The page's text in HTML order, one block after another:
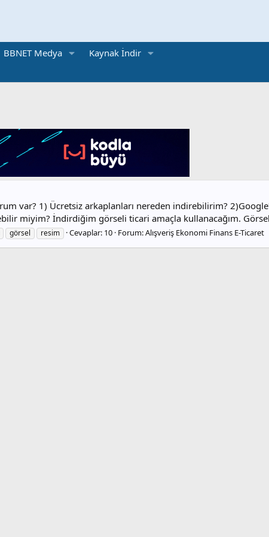
BBNET Medya Kaynak İndir
var? 1) Ücretsiz arkaplanları nereden indirebilirim?
miyim? İndirdiğim görseli ticari amaçla kullanacağım.
görsel resim Cevaplar: 10 Forum:Alışveriş Ekonomi Finans E-Ticaret